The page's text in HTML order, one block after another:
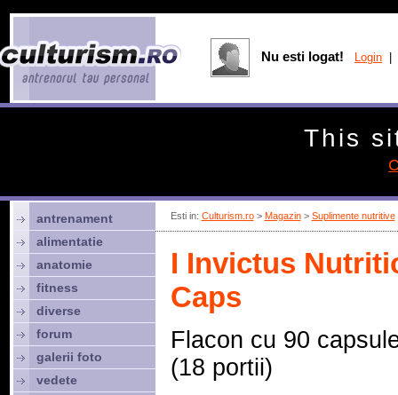
Esti in: Culturism.ro> Magazin> Suplimente nutritive
I Invictus
Caps
Flacon cu 90
(18 portii)
antrenament
alimentatie
anatomie
fitness
diverse
forum
galerii foto
vedete
Nu esti logat! Login
This